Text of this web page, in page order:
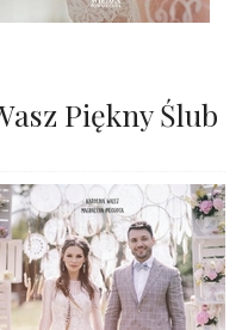
Piękny Ślub